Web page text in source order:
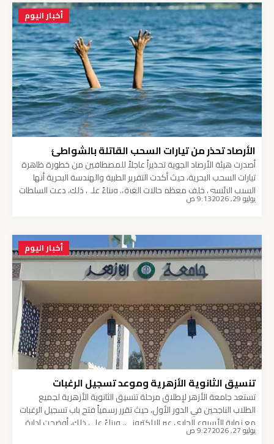
أخبار اليوم
الأرصاد تحذر من تيارات السحب القاتلة بالشواطئ
أصدرت هيئة الأرصاد الجوية تحذيراً عاجلاً للمصطافين من خطورة ظاهرة
تيارات السحب البحرية، حيث أكدت التقرير الطبية والهندسة البحرية أنها
السبب الرئيسي خلف معظم حالات الغرق. وبناءً على ذلك، دعت السلطات
مرتادي الشواطئ والبحار إلى الالتزام الكامل بتعليمات فرق الإنقاذ ورفع
يوليو 29, 2026 9:13 ص
أخبار اليوم
تنسيق الثانوية الأزهرية وموعد تسجيل الرغبات
تستعد جامعة الأزهر لإطلاق مرحلة تنسيق الثانوية الأزهرية لجميع
الطلاب الناجحين في الدور الأول، حيث تقرر رسمياً فتح باب تسجيل الرغبات
مع نهاية الأسبوع الجاري عبر الإلكتروني. وبناءً على ذلك، أوضحت إدارة
الجامعة الضوابط المنظمة لعملية التقديم وآلية اختيار الكليات والمعاهد
يوليو 27, 2026 9:27 ص